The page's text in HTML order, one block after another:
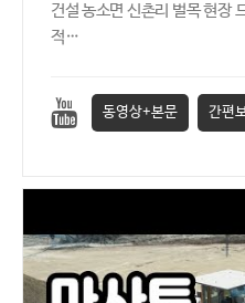
건설 농소면 신촌리 벌목 현장
적…
동영상+본문 간편